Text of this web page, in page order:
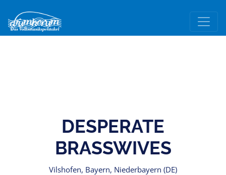
DESPERATE
BRASSWIVES
Vilshofen, Bayern, Niederbayern (DE)